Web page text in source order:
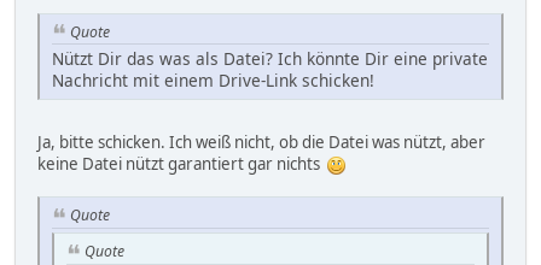
Quote
Nützt Dir das was als Datei? Ich könnte Dir eine private
Nachricht mit einem Drive-Link schicken!
Ja, bitte schicken. Ich weiß nicht, ob die Datei was nützt, aber
keine Datei nützt garantiert gar nichts
Quote
Quote